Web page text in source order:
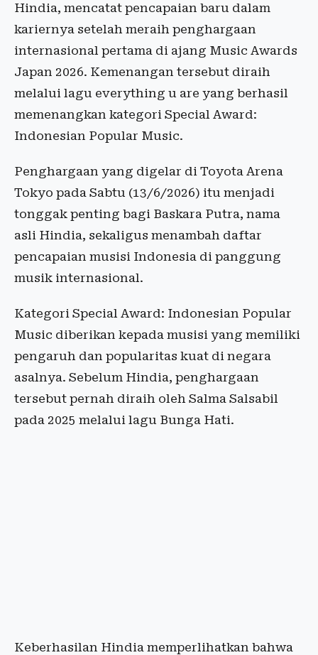
Hindia, mencatat pencapaian baru dalam
kariernya setelah meraih penghargaan
internasional pertama di ajang Music Awards
Japan 2026. Kemenangan tersebut diraih
melalui lagu everything u are yang berhasil
memenangkan kategori Special Award:
Indonesian Popular Music.
Penghargaan yang digelar di Toyota Arena
Tokyo pada Sabtu (13/6/2026) itu menjadi
tonggak penting bagi Baskara Putra, nama
asli Hindia, sekaligus menambah daftar
pencapaian musisi Indonesia di panggung
musik internasional.
Kategori Special Award: Indonesian Popular
Music diberikan kepada musisi yang memiliki
pengaruh dan popularitas kuat di negara
asalnya. Sebelum Hindia, penghargaan
tersebut pernah diraih oleh Salma Salsabil
pada 2025 melalui lagu Bunga Hati.
Keberhasilan Hindia memperlihatkan bahwa